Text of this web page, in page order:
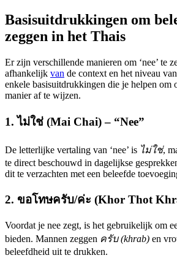
Basisuitdrukkingen om
zeggen in het Thais
Er zijn verschillende manieren om ‘nee’ te
afhankelijk van de context en het niveau
enkele basisuitdrukkingen die je helpen om
manier af te wijzen.
1. ไม่ใช่ (Mai Chai) – “Nee”
De letterlijke vertaling van ‘nee’ is ไม่ใช่,
te direct beschouwd in dagelijkse
dit te verzachten met een beleefde
2. ขอโทษครับ/ค่ะ (Khor Thot
Voordat je nee zegt, is het gebruikelijk om
bieden. Mannen zeggen ครับ (khrab) en
beleefdheid uit te drukken.